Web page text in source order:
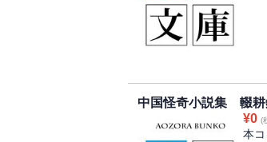
り
中国怪奇小説集 輟耕
¥0 (
本